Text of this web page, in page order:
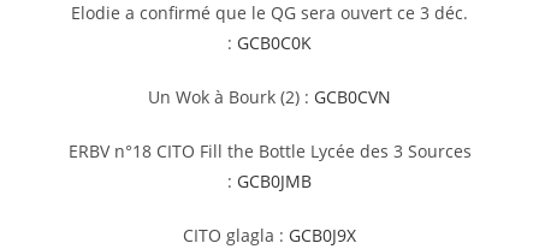
Elodie a confirmé que le QG sera ouvert ce 3 déc.
: GCB0C0K
Un Wok à Bourk (2) : GCB0CVN
ERBV n°18 CITO Fill the Bottle Lycée des 3 Sources
: GCB0JMB
CITO glagla : GCB0J9X